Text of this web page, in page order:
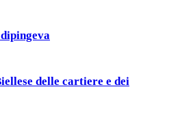
delle cartiere e dei